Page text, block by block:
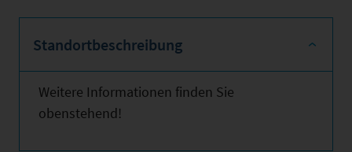
Standortbeschreibung
Weitere Informationen finden Sie
obenstehend!